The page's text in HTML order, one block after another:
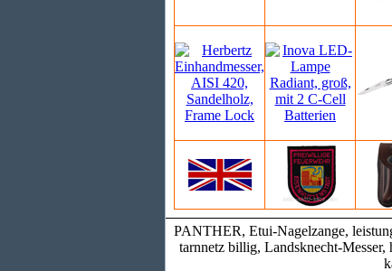
PANTHER, Etui-Nagelzange,
tarnnetz billig, Landsknecht-